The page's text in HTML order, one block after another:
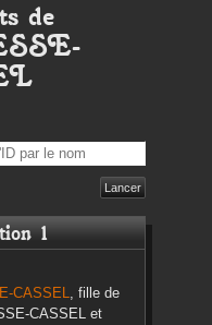
de
1
CASSEL, fille de
CASSELet